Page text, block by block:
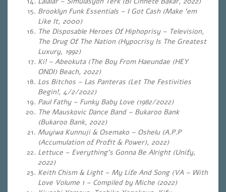
Brooklyn Funk Essentials – I Got Cash (Make ’em
Like It, 2000)
The Disposable Heroes Of Hiphoprisy – Television,
The Drug Of The Nation (Hypocrisy Is The Greatest
Luxury, 1992)
Ki! – Abeokuta (The Boy From Haeundae (HEY
ONDI) Beach, 2022)
Los Bitchos – Las Panteras (Let The Festivities
Begin!, 4/2/2022)
Paul Fathy – Funky Baby Love (1982/2022)
The Mauskovic Dance Band – Bukaroo Bank
(Bukaroo Bank, 2022)
Muyiwa Kunnuji & Osemako – Oshelu (A.P.P
(Accumulation of Profit & Power), 2022)
Lettuce – Everything’s Gonna Be Alright (Unify,
2022)
Keith Chism & Light – My Life And Song (VA – With
Love Volume 1 – Compiled by Miche (2022)